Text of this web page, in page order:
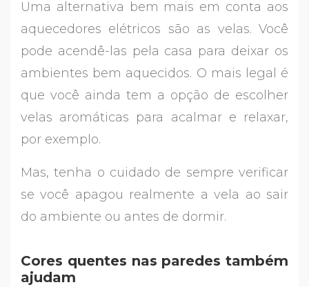
Uma alternativa bem mais em conta aos
aquecedores elétricos são as velas. Você
pode acendê-las pela casa para deixar os
ambientes bem aquecidos. O mais legal é
que você ainda tem a opção de escolher
velas aromáticas para acalmar e relaxar,
por exemplo.
Mas, tenha o cuidado de sempre verificar
se você apagou realmente a vela ao sair
do ambiente ou antes de dormir.
Cores quentes nas paredes também
ajudam